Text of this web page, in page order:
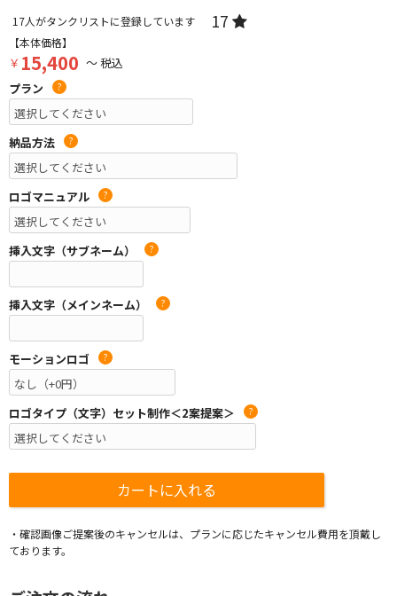
17人がタンクリストに登録しています 17
【本体価格】
￥ 15,400 ～ 税込
プラン
?
納品方法 ?
ロゴマニュアル ?
挿入文字（サブネーム） ?
挿入文字（メインネーム） ?
モーションロゴ ?
ロゴタイプ（文字）セット制作＜2案提案＞ ?
・確認画像ご提案後のキャンセルは、プランに応じたキャンセル費用を頂戴し
ております。